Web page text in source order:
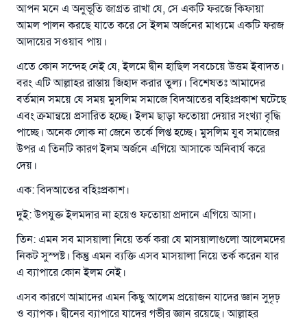
আপন মনে এ অনুভূতি জাগ্রত রাখা যে, সে একটি ফরজে কিফায়া
আমল পালন করছে যাতে করে সে ইলম অর্জনের মাধ্যমে একটি ফরজ
আদায়ের সওয়াব পায়।
এতে কোন সন্দেহ নেই যে, ইলমে দ্বীন হাছিল সবচেয়ে উত্তম ইবাদত।
বরং এটি আল্লাহর রাস্তায় জিহাদ করার তুল্য। বিশেষতঃ আমাদের
বর্তমান সময়ে যে সময় মুসলিম সমাজে বিদআতের বহিঃপ্রকাশ ঘটেছে
এবং ক্রমান্বয়ে প্রসারিত হচ্ছে। ইলম ছাড়া ফতোয়া দেয়ার সংখ্যা বৃদ্ধি
পাচ্ছে। অনেক লোক না জেনে তর্কে লিপ্ত হচ্ছে। মুসলিম যুব সমাজের
উপর এ তিনটি কারণ ইলম অর্জনে এগিয়ে আসাকে অনিবার্য করে
দেয়।
এক: বিদআতের বহিঃপ্রকাশ।
দুই: উপযুক্ত ইলমদার না হয়েও ফতোয়া প্রদানে এগিয়ে আসা।
তিন: এমন সব মাসয়ালা নিয়ে তর্ক করা যে মাসয়ালাগুলো আলেমদের
নিকট সুস্পষ্ট। কিন্তু এমন ব্যক্তি এসব মাসয়ালা নিয়ে তর্ক করেন যার
এ ব্যাপারে কোন ইলম নেই।
এসব কারণে আমাদের এমন কিছু আলেম প্রয়োজন যাদের জ্ঞান সুদৃঢ়
ও ব্যাপক। দ্বীনের ব্যাপারে যাদের গভীর জ্ঞান রয়েছে। আল্লাহর
উত্তর নম্বর ১১০৮৪৫ একটি বিবাহ রক্ষা
যে ব্যক্তি সৎ কর্মের পথ দেখাবে সে সৎকর্মকারীর সমান
সওয়াব পাবে